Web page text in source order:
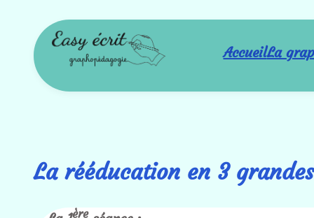
contenu
AccueilLa
La rééducation en 3
ère